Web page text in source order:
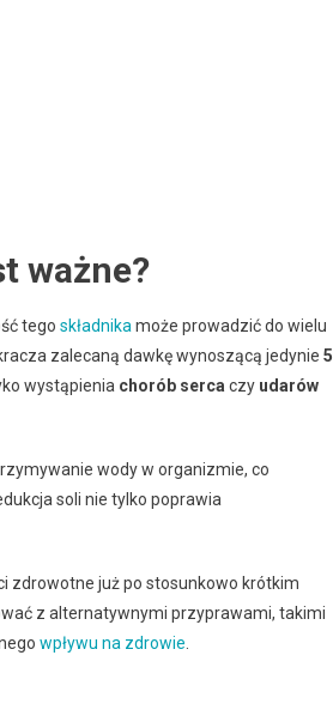
ważne?
tego składnika może prowadzić do wielu
zalecaną dawkę wynoszącą jedynie 5
wystąpienia chorób serca czy udarów
wody w organizmie, co
soli nie tylko poprawia
zdrowotne już po stosunkowo krótkim
z alternatywnymi przyprawami, takimi
wpływu na zdrowie